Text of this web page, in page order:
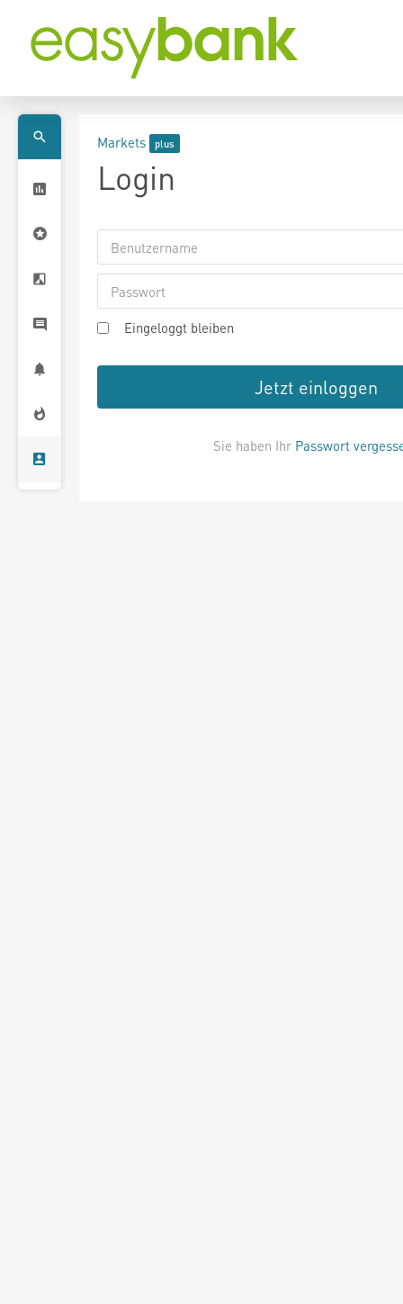
Markets
Login
Eingeloggt bleiben
Jetzt einloggen
Sie haben Ihr Passwort